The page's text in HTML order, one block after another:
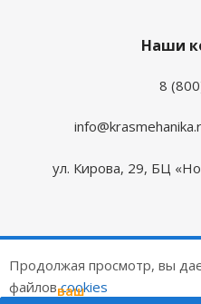
Наши
8
ул. Кирова, 29, БЦ
2026 ©
Цены на сайте не
ваш
подарок
Продолжая просмотр, вы
файловcookies